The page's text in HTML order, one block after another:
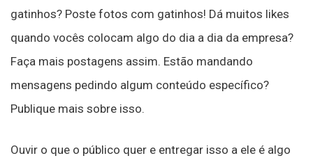
gatinhos? Poste fotos com gatinhos! Dá muitos likes
quando vocês colocam algo do dia a dia da empresa?
Faça mais postagens assim. Estão mandando
mensagens pedindo algum conteúdo específico?
Publique mais sobre isso.
Ouvir o que o público quer e entregar isso a ele é algo